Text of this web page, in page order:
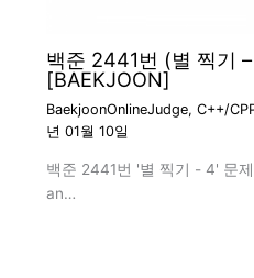
백준 2441번 (별 찍기
[BAEKJOON]
BaekjoonOnlineJudge, C++/
년 01월 10일
백준 2441번 '별 찍기 - 4' 문
an…